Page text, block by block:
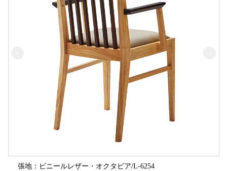
張地：ビニールレザー・オクタビア/L-6254